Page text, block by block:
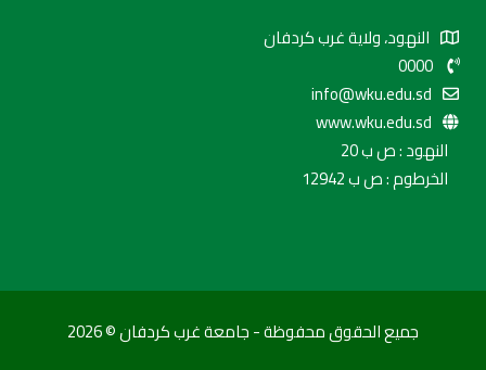
النهود، ولاية غرب كردفان
info@wku.edu.sd
www.wku.edu.sd
النهود : ص ب 20
الخرطوم : ص ب 12942
جميع الحقوق محفوظة - جامعة غرب كردفان © 2026